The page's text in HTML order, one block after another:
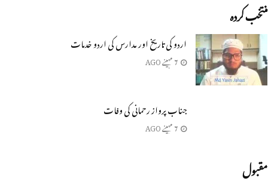
منتخب کردہ
اردو کی تاریخ اور مدارس کی اردو خدمات
جناب پرواز رحمانی کی وفات
مقبول